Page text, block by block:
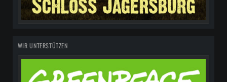
WIR UNTERSTÜTZEN